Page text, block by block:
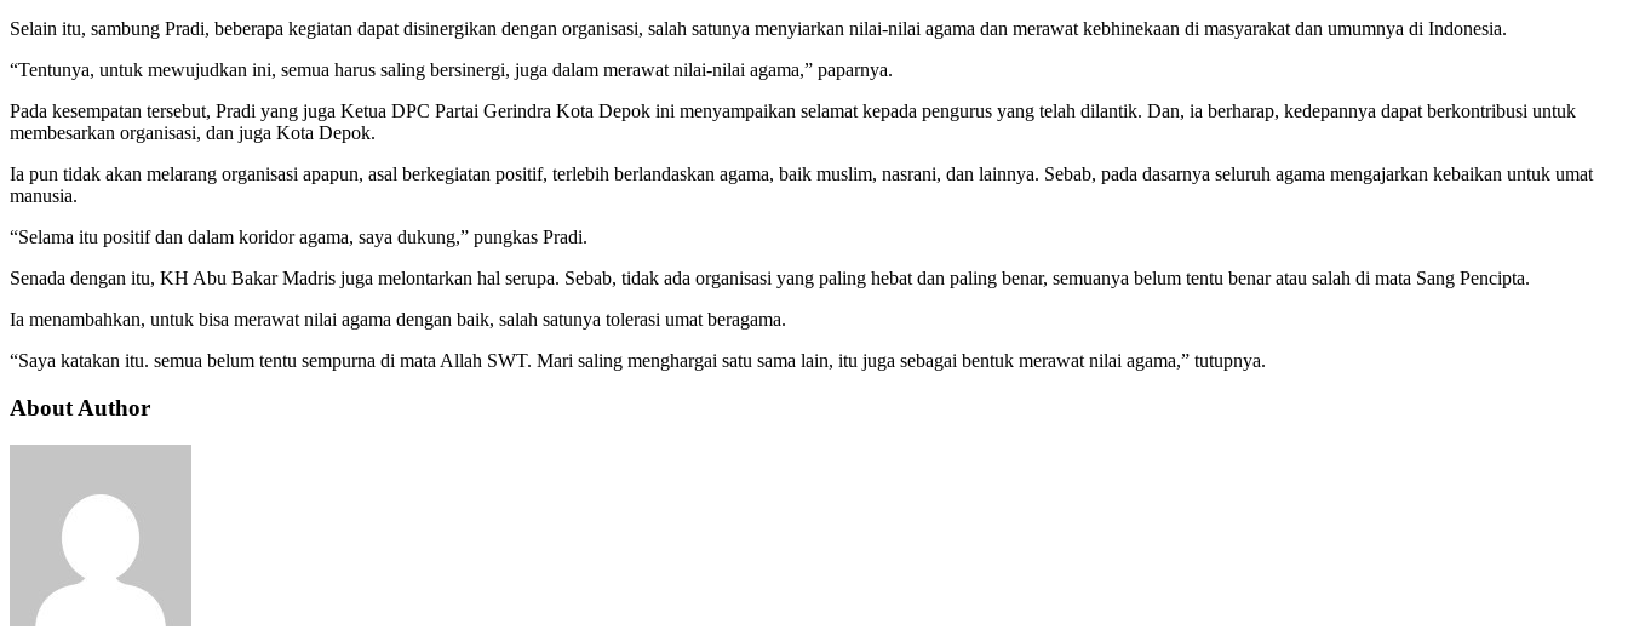
Selain itu, sambung Pradi, beberapa kegiatan dapat disinergikan dengan organisasi, salah satunya menyiarkan nilai-nilai agama dan merawat kebhinekaan di masyarakat dan umumnya di Indonesia.
“Tentunya, untuk mewujudkan ini, semua harus saling bersinergi, juga dalam merawat nilai-nilai agama,” paparnya.
Pada kesempatan tersebut, Pradi yang juga Ketua DPC Partai Gerindra Kota Depok ini menyampaikan selamat kepada pengurus yang telah dilantik. Dan, ia berharap, kedepannya dapat berkontribusi untuk
membesarkan organisasi, dan juga Kota Depok.
Ia pun tidak akan melarang organisasi apapun, asal berkegiatan positif, terlebih berlandaskan agama, baik muslim, nasrani, dan lainnya. Sebab, pada dasarnya seluruh agama mengajarkan kebaikan untuk umat
manusia.
“Selama itu positif dan dalam koridor agama, saya dukung,” pungkas Pradi.
Senada dengan itu, KH Abu Bakar Madris juga melontarkan hal serupa. Sebab, tidak ada organisasi yang paling hebat dan paling benar, semuanya belum tentu benar atau salah di mata Sang Pencipta.
Ia menambahkan, untuk bisa merawat nilai agama dengan baik, salah satunya tolerasi umat beragama.
“Saya katakan itu. semua belum tentu sempurna di mata Allah SWT. Mari saling menghargai satu sama lain, itu juga sebagai bentuk merawat nilai agama,” tutupnya.
About Author